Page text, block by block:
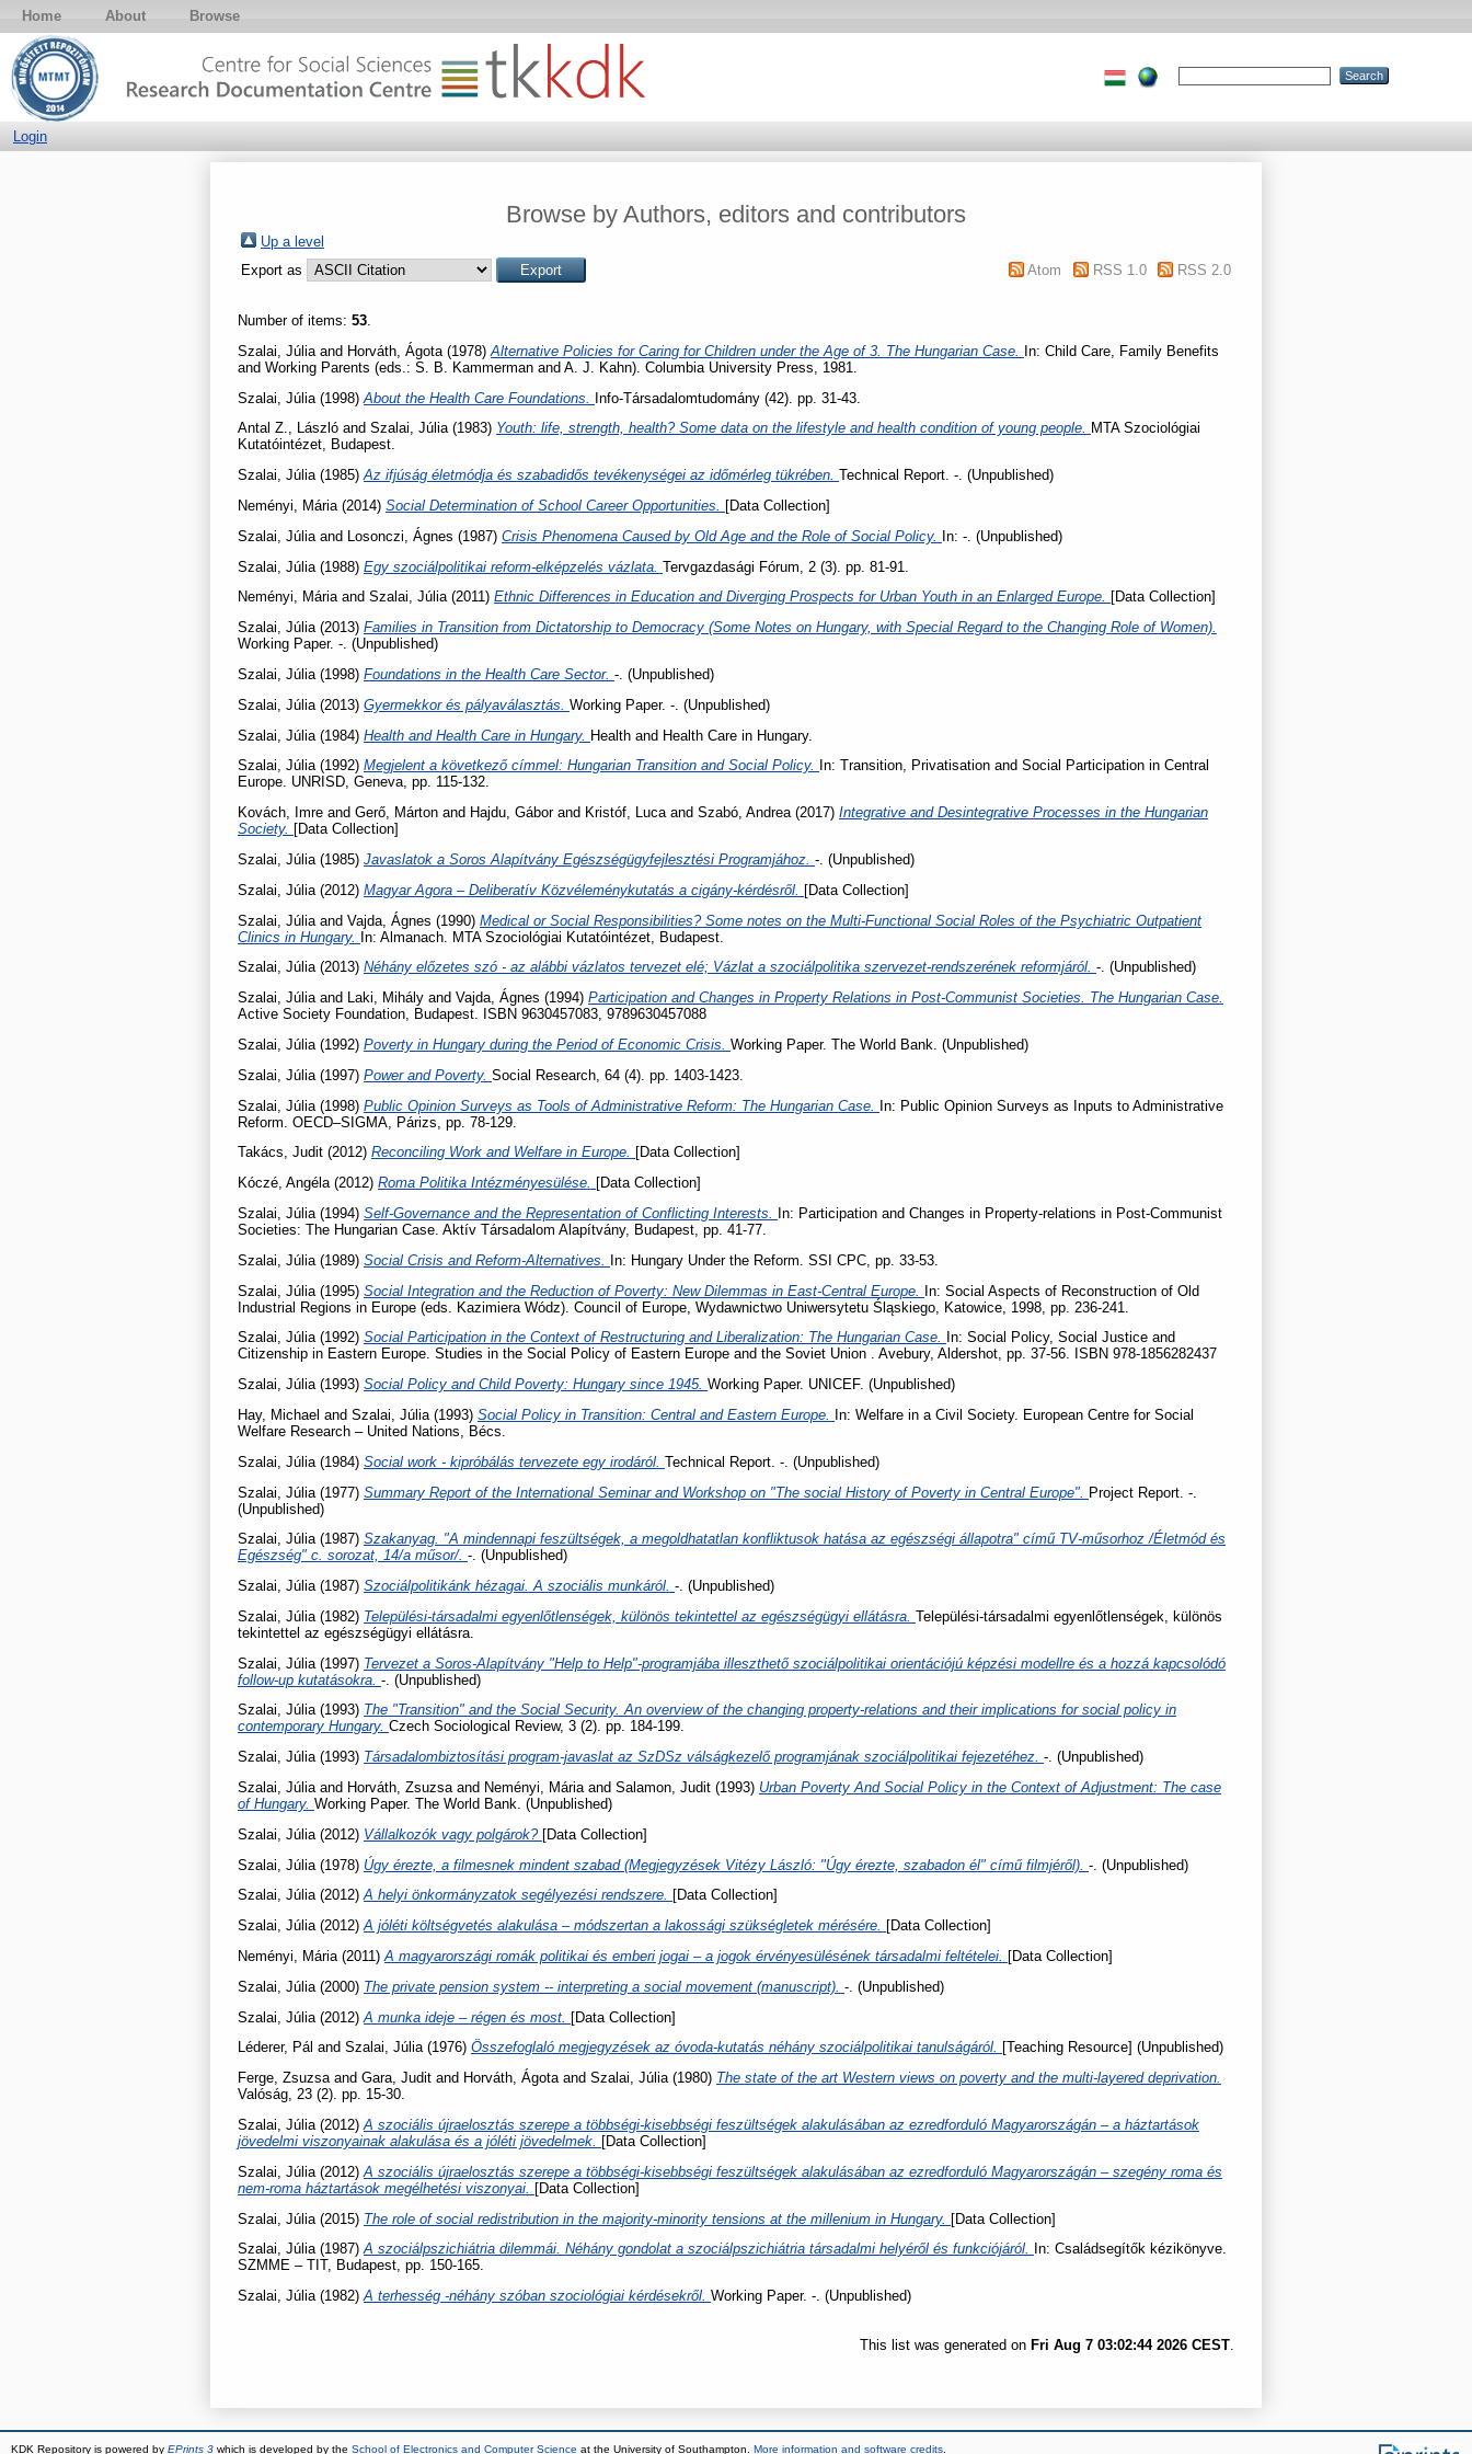
Home About Browse
Login
Browse by Authors, editors and contributors
Up a level
Export as
Atom RSS 1.0 RSS 2.0
Number of items: 53.
Szalai, Júlia and Horváth, Ágota (1978) Alternative Policies for Caring for Children under the Age of 3. The Hungarian Case.
In: Child Care, Family Benefits
and Working Parents (eds.: S. B. Kammerman and A. J. Kahn). Columbia University Press, 1981.
Szalai, Júlia (1998) About the Health Care Foundations. Info-Társadalomtudomány (42). pp. 31-43.
Antal Z., László and Szalai, Júlia(1983) Youth: life, strength, health? Some data on the lifestyle and health condition of young people. MTA Szociológiai
Kutatóintézet, Budapest.
Szalai, Júlia(1985)Az ifjúság életmódja és szabadidős tevékenységei az időmérleg tükrében. Technical Report. -. (Unpublished)
Neményi, Mária (2014) Social Determination of School Career Opportunities.
[Data Collection]
Szalai, Júlia and Losonczi, Ágnes (1987) Crisis Phenomena Caused by Old Age and the Role of Social Policy.
In: -. (Unpublished)
Szalai, Júlia (1988) Egy szociálpolitikai reform-elképzelés vázlata. Tervgazdasági Fórum, 2 (3). pp. 81-91.
Neményi, Máriaand Szalai, Júlia(2011) Ethnic Differences in Education and Diverging Prospects for Urban Youth in an Enlarged Europe. [Data Collection]
Szalai, Júlia(2013) Families in Transition from Dictatorship to Democracy (Some Notes on Hungary, with Special Regard to the Changing Role of Women).
Working Paper. -. (Unpublished)
Szalai, Júlia (1998) Foundations in the Health Care Sector. -. (Unpublished)
Szalai, Júlia (2013) Gyermekkor és pályaválasztás. Working Paper. -. (Unpublished)
Szalai, Júlia (1984) Health and Health Care in Hungary. Health and Health Care in Hungary.
Szalai, Júlia(1992) Megjelent a következő címmel: Hungarian Transition and Social Policy.
In: Transition, Privatisation and Social Participation in Central
Europe. UNRISD, Geneva, pp. 115-132.
Kovách, Imre and Gerő, Márton and Hajdu, Gáborand Kristóf, Lucaand Szabó, Andrea(2017) Integrative and Desintegrative Processes in the Hungarian
Society. [Data Collection]
Szalai, Júlia (1985) Javaslatok a Soros Alapítvány Egészségügyfejlesztési Programjához. -. (Unpublished)
Szalai, Júlia (2012) Magyar Agora – Deliberatív Közvéleménykutatás a cigány-kérdésről.
[Data Collection]
Szalai, Júlia and Vajda, Ágnes (1990) Medical or Social Responsibilities? Some notes on the Multi-Functional Social Roles of the Psychiatric Outpatient
Clinics in Hungary. In: Almanach. MTA Szociológiai Kutatóintézet, Budapest.
Szalai, Júlia(2013) Néhány előzetes szó - az alábbi vázlatos tervezet elé; Vázlat a szociálpolitika szervezet-rendszerének reformjáról. -. (Unpublished)
Szalai, Júliaand Laki, Mihály and Vajda, Ágnes (1994) Participation and Changes in Property Relations in Post-Communist Societies. The Hungarian Case.
Active Society Foundation, Budapest. ISBN 9630457083, 9789630457088
Szalai, Júlia (1992) Poverty in Hungary during the Period of Economic Crisis. Working Paper. The World Bank. (Unpublished)
Szalai, Júlia (1997) Power and Poverty. Social Research, 64 (4). pp. 1403-1423.
Szalai, Júlia (1998) Public Opinion Surveys as Tools of Administrative Reform: The Hungarian Case. In: Public Opinion Surveys as Inputs to Administrative
Reform. OECD–SIGMA, Párizs, pp. 78-129.
Takács, Judit (2012) Reconciling Work and Welfare in Europe. [Data Collection]
Kóczé, Angéla(2012) Roma Politika Intézményesülése. [Data Collection]
Szalai, Júlia (1994) Self-Governance and the Representation of Conflicting Interests.
In: Participation and Changes in Property-relations in Post-Communist
Societies: The Hungarian Case. Aktív Társadalom Alapítvány, Budapest, pp. 41-77.
Szalai, Júlia (1989) Social Crisis and Reform-Alternatives. In: Hungary Under the Reform. SSI CPC, pp. 33-53.
Szalai, Júlia (1995) Social Integration and the Reduction of Poverty: New Dilemmas in East-Central Europe. In: Social Aspects of Reconstruction of Old
Industrial Regions in Europe (eds. Kazimiera Wódz). Council of Europe, Wydawnictwo Uniwersytetu Śląskiego, Katowice, 1998, pp. 236-241.
Szalai, Júlia(1992) Social Participation in the Context of Restructuring and Liberalization: The Hungarian Case.
In: Social Policy, Social Justice and
Citizenship in Eastern Europe. Studies in the Social Policy of Eastern Europe and the Soviet Union . Avebury, Aldershot, pp. 37-56. ISBN 978-1856282437
Szalai, Júlia(1993) Social Policy and Child Poverty: Hungary since 1945. Working Paper. UNICEF. (Unpublished)
Hay, Michael and Szalai, Júlia (1993) Social Policy in Transition: Central and Eastern Europe.
In: Welfare in a Civil Society. European Centre for Social
Welfare Research – United Nations, Bécs.
Szalai, Júlia (1984) Social work - kipróbálás tervezete egy irodáról. Technical Report. -. (Unpublished)
Szalai, Júlia (1977) Summary Report of the International Seminar and Workshop on "The social History of Poverty in Central Europe". Project Report. -.
(Unpublished)
Szalai, Júlia(1987) Szakanyag. "A mindennapi feszültségek, a megoldhatatlan konfliktusok hatása az egészségi állapotra" című TV-műsorhoz /Életmód és
Egészség" c. sorozat, 14/a műsor/. -. (Unpublished)
Szalai, Júlia(1987) Szociálpolitikánk hézagai. A szociális munkáról. -. (Unpublished)
Szalai, Júlia (1982) Települési-társadalmi egyenlőtlenségek, különös tekintettel az egészségügyi ellátásra. Települési-társadalmi egyenlőtlenségek, különös
tekintettel az egészségügyi ellátásra.
Szalai, Júlia (1997) Tervezet a Soros-Alapítvány "Help to Help"-programjába illeszthető szociálpolitikai orientációjú képzési modellre és a hozzá kapcsolódó
follow-up kutatásokra. -. (Unpublished)
Szalai, Júlia(1993) The "Transition" and the Social Security. An overview of the changing property-relations and their implications for social policy in
contemporary Hungary. Czech Sociological Review, 3 (2). pp. 184-199.
Szalai, Júlia(1993) Társadalombiztosítási program-javaslat az SzDSz válságkezelő programjának szociálpolitikai fejezetéhez. -. (Unpublished)
Szalai, Júliaand Horváth, Zsuzsaand Neményi, Máriaand Salamon, Judit (1993) Urban Poverty And Social Policy in the Context of Adjustment: The case
of Hungary. Working Paper. The World Bank. (Unpublished)
Szalai, Júlia (2012) Vállalkozók vagy polgárok? [Data Collection]
Szalai, Júlia (1978) Úgy érezte, a filmesnek mindent szabad (Megjegyzések Vitézy László: "Úgy érezte, szabadon él" című filmjéről). -. (Unpublished)
Szalai, Júlia(2012)A helyi önkormányzatok segélyezési rendszere. [Data Collection]
Szalai, Júlia(2012)A jóléti költségvetés alakulása – módszertan a lakossági szükségletek mérésére. [Data Collection]
Neményi, Mária(2011)A magyarországi romák politikai és emberi jogai – a jogok érvényesülésének társadalmi feltételei. [Data Collection]
Szalai, Júlia (2000) The private pension system -- interpreting a social movement (manuscript). -. (Unpublished)
Szalai, Júlia (2012) A munka ideje – régen és most. [Data Collection]
Léderer, Pál and Szalai, Júlia(1976) Összefoglaló megjegyzések az óvoda-kutatás néhány szociálpolitikai tanulságáról. [Teaching Resource] (Unpublished)
Ferge, Zsuzsaand Gara, Judit and Horváth, Ágotaand Szalai, Júlia(1980) The state of the art Western views on poverty and the multi-layered deprivation.
Valóság, 23 (2). pp. 15-30.
Szalai, Júlia(2012)A szociális újraelosztás szerepe a többségi-kisebbségi feszültségek alakulásában az ezredforduló Magyarországán – a háztartások
jövedelmi viszonyainak alakulása és a jóléti jövedelmek. [Data Collection]
Szalai, Júlia (2012) A szociális újraelosztás szerepe a többségi-kisebbségi feszültségek alakulásában az ezredforduló Magyarországán – szegény roma és
nem-roma háztartások megélhetési viszonyai.
[Data Collection]
Szalai, Júlia (2015) The role of social redistribution in the majority-minority tensions at the millenium in Hungary. [Data Collection]
Szalai, Júlia(1987)A szociálpszichiátria dilemmái. Néhány gondolat a szociálpszichiátria társadalmi helyéről és funkciójáról.
In: Családsegítők kézikönyve.
SZMME – TIT, Budapest, pp. 150-165.
Szalai, Júlia(1982)A terhesség -néhány szóban szociológiai kérdésekről. Working Paper. -. (Unpublished)
This list was generated on Fri Aug 7 03:02:44 2026 CEST.
KDK Repository is powered by EPrints 3 which is developed by the School of Electronics and Computer Science at the University of Southampton. More information and software credits.